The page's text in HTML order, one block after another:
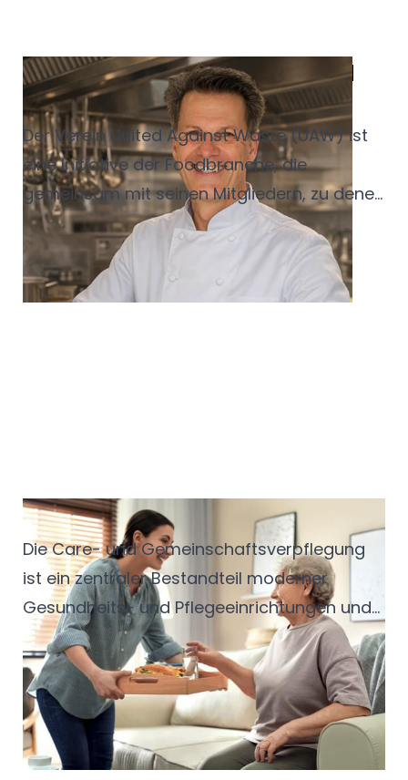
Vernetzung, Transparenz und
Innovation
Der Verein United Against Waste (UAW) ist
eine Initiative der Foodbranche, die
gemeinsam mit seinen Mitgliedern, zu denen
auch der Service-Bund gehört, praktische
Lösungen zur Reduzierung von
Lebensmittelabfällen zur Verfügung stellt.
Mit der Redaktion des Servisa Magazins
Care-Konzepte mit System
Die Care- und Gemeinschaftsverpflegung
ist ein zentraler Bestandteil moderner
Gesundheits- und Pflegeeinrichtungen und
verbindet Qualität, Wirtschaftlichkeit und
Versorgungssicherheit. Steigende
Anforderungen an Sonderkostformen,
Hygiene und Kostenkontrolle erfordern
dabei flexible Konzepte. Der Service-Bund